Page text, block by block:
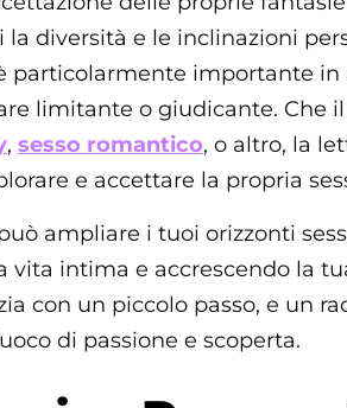
diversità e le inclinazioni
particolarmente importante in
limitante o giudicante. Che
, sesso romantico, o altro, la
e accettare la propria
ampliare i tuoi orizzonti
intima e accrescendo la
con un piccolo passo, e un
di passione e scoperta.